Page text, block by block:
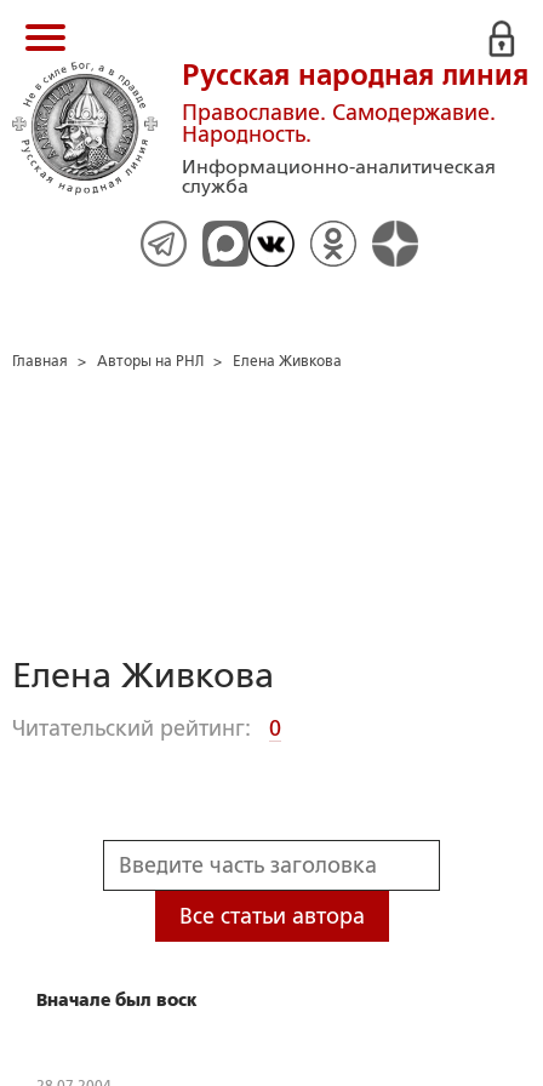
Русская народная линия
Православие. Самодержавие.
Народность.
Информационно-аналитическая
служба
Главная > Авторы на РНЛ > Елена Живкова
Елена Живкова
Читательский рейтинг: 0
Все статьи автора
Вначале был воск